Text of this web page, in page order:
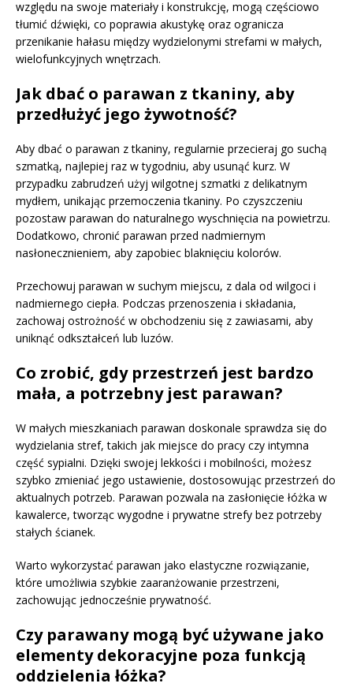
względu na swoje materiały i konstrukcję, mogą częściowo
tłumić dźwięki, co poprawia akustykę oraz ogranicza
przenikanie hałasu między wydzielonymi strefami w małych,
wielofunkcyjnych wnętrzach.
Jak dbać o parawan z tkaniny, aby
przedłużyć jego żywotność?
Aby dbać o parawan z tkaniny, regularnie przecieraj go suchą
szmatką, najlepiej raz w tygodniu, aby usunąć kurz. W
przypadku zabrudzeń użyj wilgotnej szmatki z delikatnym
mydłem, unikając przemoczenia tkaniny. Po czyszczeniu
pozostaw parawan do naturalnego wyschnięcia na powietrzu.
Dodatkowo, chronić parawan przed nadmiernym
nasłonecznieniem, aby zapobiec blaknięciu kolorów.
Przechowuj parawan w suchym miejscu, z dala od wilgoci i
nadmiernego ciepła. Podczas przenoszenia i składania,
zachowaj ostrożność w obchodzeniu się z zawiasami, aby
uniknąć odkształceń lub luzów.
Co zrobić, gdy przestrzeń jest bardzo
mała, a potrzebny jest parawan?
W małych mieszkaniach parawan doskonale sprawdza się do
wydzielania stref, takich jak miejsce do pracy czy intymna
część sypialni. Dzięki swojej lekkości i mobilności, możesz
szybko zmieniać jego ustawienie, dostosowując przestrzeń do
aktualnych potrzeb. Parawan pozwala na zasłonięcie łóżka w
kawalerce, tworząc wygodne i prywatne strefy bez potrzeby
stałych ścianek.
Warto wykorzystać parawan jako elastyczne rozwiązanie,
które umożliwia szybkie zaaranżowanie przestrzeni,
zachowując jednocześnie prywatność.
Czy parawany mogą być używane jako
elementy dekoracyjne poza funkcją
oddzielenia łóżka?